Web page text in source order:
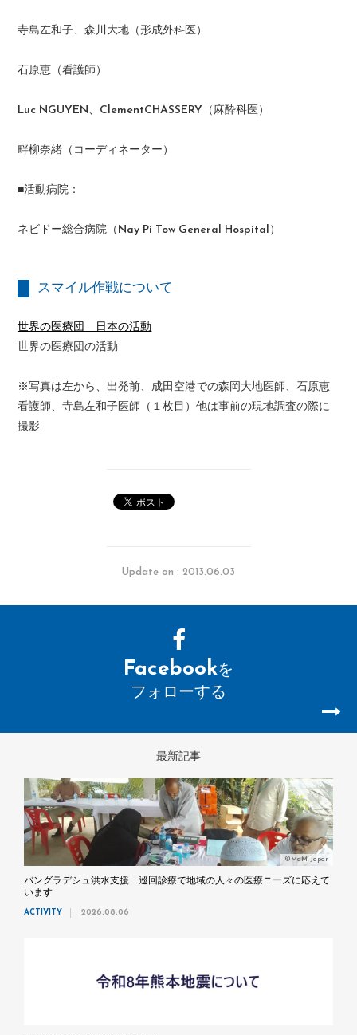
寺島左和子、森川大地（形成外科医）
石原恵（看護師）
Luc NGUYEN、ClementCHASSERY（麻酔科医）
畔柳奈緒（コーディネーター）
■活動病院：
ネビドー総合病院（Nay Pi Tow General Hospital）
スマイル作戦について
世界の医療団 日本の活動
世界の医療団の活動
※写真は左から、出発前、成田空港での森岡大地医師、石原恵
看護師、寺島左和子医師（１枚目）他は事前の現地調査の際に
撮影
Update on : 2013.06.03
Facebookを
フォローする
最新記事
©MdM Japan
バングラデシュ洪水支援 巡回診療で地域の人々の医療ニーズに応えて
います
ACTIVITY 2026.08.06